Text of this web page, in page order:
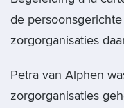
de
zorgorganisaties
Petra van Alphen
zorgorganisaties